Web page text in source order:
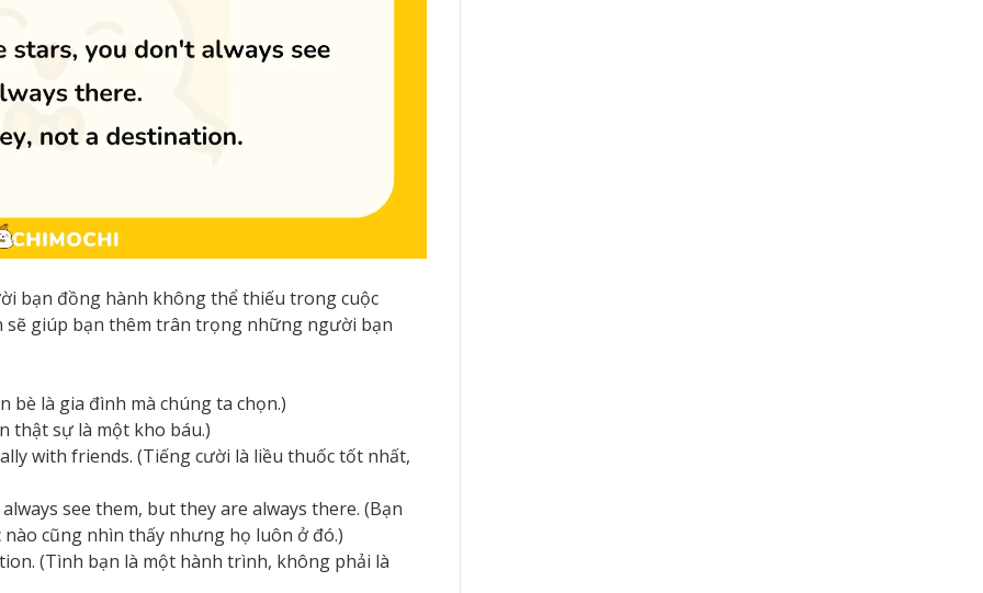
bạn đồng hành không thể thiếu trong cuộc
sẽ giúp bạn thêm trân trọng những người bạn
bè là gia đình mà chúng ta chọn.)
thật sự là một kho báu.)
with friends. (Tiếng cười là liều thuốc tốt nhất,
see them, but they are always there. (Bạn
cũng nhìn thấy nhưng họ luôn ở đó.)
(Tình bạn là một hành trình, không phải là